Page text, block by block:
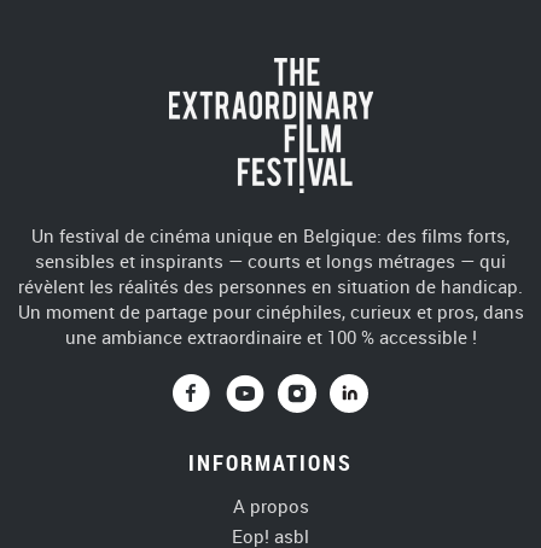
Un festival de cinéma unique en Belgique: des films forts,
sensibles et inspirants — courts et longs métrages — qui
révèlent les réalités des personnes en situation de handicap.
Un moment de partage pour cinéphiles, curieux et pros, dans
une ambiance extraordinaire et 100 % accessible !
Vers Facebook
INFORMATIONS
A propos
Eop! asbl